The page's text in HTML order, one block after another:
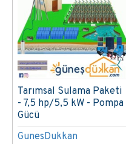
GunesDukkan
Tarımsal Sulama Paketi
- 7,5 hp/5,5 kW - Pompa
Gücü